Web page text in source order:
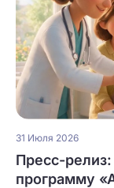
31 Июля 2026
Пресс-
программу